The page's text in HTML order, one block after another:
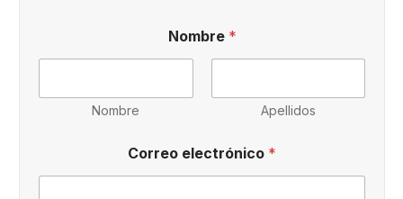
C
é
r
Nombre *
Nombre Apellidos
Correo electrónico *